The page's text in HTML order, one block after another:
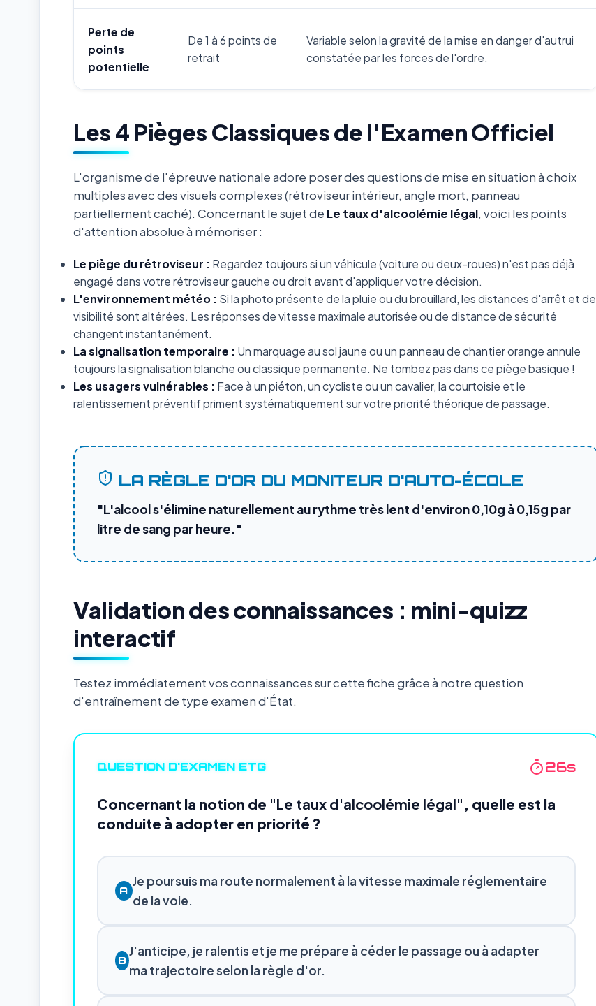
Perte de
points
potentielle
De 1 à 6 points de
retrait
Variable selon la gravité de la mise en danger d'autrui
constatée par les forces de l'ordre.
Les 4 Pièges Classiques de l'Examen Officiel
L'organisme de l'épreuve nationale adore poser des questions de mise en situation à choix
multiples avec des visuels complexes (rétroviseur intérieur, angle mort, panneau
partiellement caché). Concernant le sujet de Le taux d'alcoolémie légal, voici les points
d'attention absolue à mémoriser :
Le piège du rétroviseur : Regardez toujours si un véhicule (voiture ou deux-roues) n'est pas déjà
engagé dans votre rétroviseur gauche ou droit avant d'appliquer votre décision.
L'environnement météo : Si la photo présente de la pluie ou du brouillard, les distances d'arrêt et de
visibilité sont altérées. Les réponses de vitesse maximale autorisée ou de distance de sécurité
changent instantanément.
La signalisation temporaire : Un marquage au sol jaune ou un panneau de chantier orange annule
toujours la signalisation blanche ou classique permanente. Ne tombez pas dans ce piège basique !
Les usagers vulnérables : Face à un piéton, un cycliste ou un cavalier, la courtoisie et le
ralentissement préventif priment systématiquement sur votre priorité théorique de passage.
LA RÈGLE D'OR DU MONITEUR D'AUTO-ÉCOLE
"L'alcool s'élimine naturellement au rythme très lent d'environ 0,10g à 0,15g par
litre de sang par heure."
Validation des connaissances : mini-quizz
interactif
Testez immédiatement vos connaissances sur cette fiche grâce à notre question
d'entraînement de type examen d'État.
QUESTION D'EXAMEN ETG 24s
Concernant la notion de "Le taux d'alcoolémie légal" , quelle est la
conduite à adopter en priorité ?
A
Je poursuis ma route normalement à la vitesse maximale réglementaire
de la voie.
B
J'anticipe, je ralentis et je me prépare à céder le passage ou à adapter
ma trajectoire selon la règle d'or.